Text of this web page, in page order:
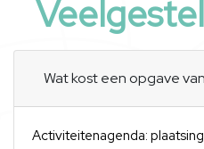
Wat kost een opgave
Activiteitenagenda: